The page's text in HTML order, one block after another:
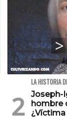
LA HISTORIA
Joseph-
hombre